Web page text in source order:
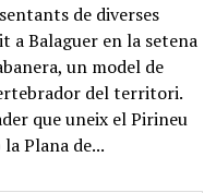
de diverses
a Balaguer en la setena
un model de
del territori.
que uneix el Pirineu
Plana de...